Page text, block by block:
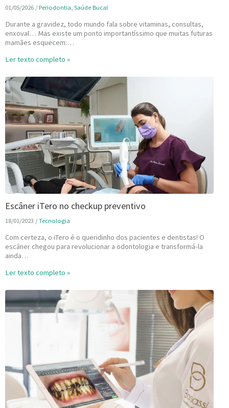
01/05/2026 /Periodontia Saúde Bucal
Durante a gravidez, todo mundo fala sobre vitaminas, consultas,
enxoval… Mas existe um ponto importantíssimo que muitas futuras
mamães esquecem:…
Ler texto completo »
Escâner iTero no checkup preventivo
18/01/2023 /Tecnologia
Com certeza, o iTero é o queridinho dos pacientes e dentistas! O
escâner chegou para revolucionar a odontologia e transformá-la
ainda…
Ler texto completo »